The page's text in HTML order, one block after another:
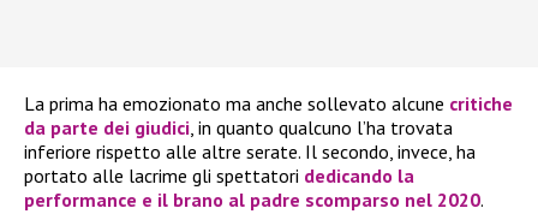
La prima ha emozionato ma anche sollevato alcune critiche
da parte dei giudici, in quanto qualcuno l’ha trovata
inferiore rispetto alle altre serate. Il secondo, invece, ha
portato alle lacrime gli spettatori dedicando la
performance e il brano al padre scomparso nel 2020.